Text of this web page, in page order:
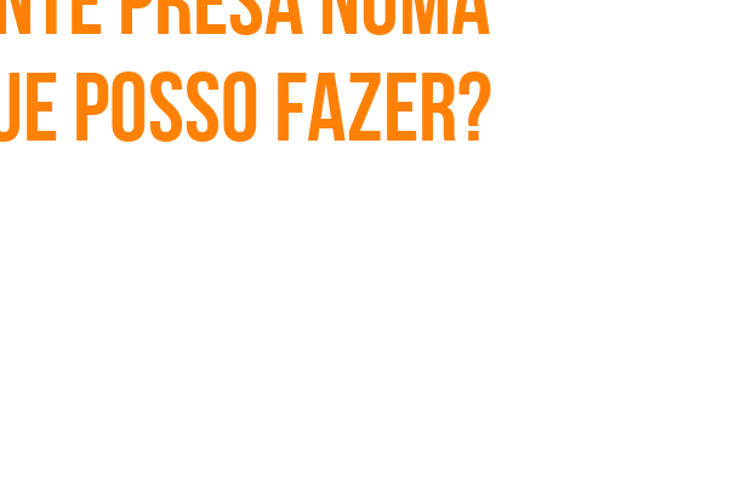
posso fazer?